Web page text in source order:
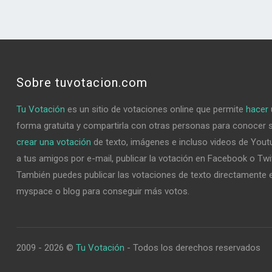
Sobre tuvotacion.com
Tu Votación es un sitio de votaciones online que permite hacer
forma gratuita y compartirla con otras personas para conocer
crear una votación de texto, imágenes e incluso videos de
a tus amigos por e-mail, publicar la votación en Facebook o
También puedes publicar las votaciones de texto directamente
myspace o blog para conseguir más votos.
2009 - 2026 © Tu Votación - Todos los derechos reservados